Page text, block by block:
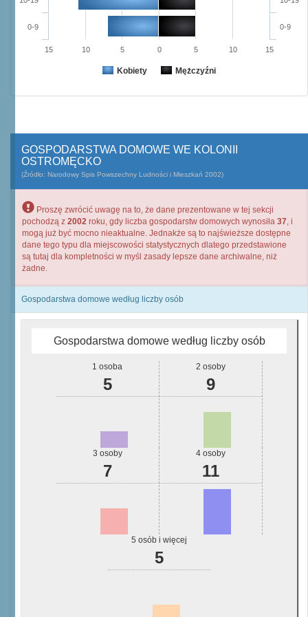
Kobiety Mężczyźni
0-9 0-9
15 10 5 0 5 10 15
GOSPODARSTWA DOMOWE WE KOLONII
OSTROMĘCKO
(Źródło: Narodowy Spis Powszechny Ludności i Mieszkań 2002)
Proszę zwrócić uwagę na to, że dane prezentowane w tej sekcji
pochodzą z 2002 roku, gdy liczba gospodarstw domowych wynosiła 37, i
mogą już być mocno nieaktualne. Jednakże są to najświeższe dostępne
dane tego typu dla miejscowości statystycznych dlatego przedstawione
są tutaj dla kompletności w myśl zasady lepsze dane archiwalne, niż
żadne.
Gospodarstwa domowe według liczby osób
Gospodarstwa domowe według liczby osób
1 osoba
5
2 osoby
9
3 osoby
7
4 osoby
11
5 osób i więcej
5